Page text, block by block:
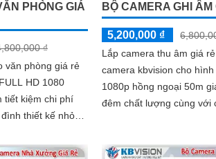
PHÒNG GIÁ
₫
văn phòng giá rẻ
HD 1080
tiết kiệm chi phí
thiết kế nhỏ
BỘ CAMERA GHI ÂM
5,200,000 ₫
Lắp camera thu âm giá
camera kbvision cho
1080p hồng ngoại 50m
đêm chất lượng cùng với